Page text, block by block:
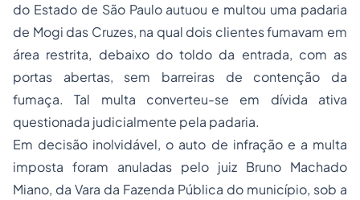
do Estado de São Paulo autuou e multou uma padaria
de Mogi das Cruzes, na qual dois clientes fumavam em
área restrita, debaixo do toldo da entrada, com as
portas abertas, sem barreiras de contenção da
fumaça. Tal multa converteu-se em dívida ativa
questionada judicialmente pela padaria.
Em decisão inolvidável, o auto de infração e a multa
imposta foram anuladas pelo juiz Bruno Machado
Miano, da Vara da Fazenda Pública do município, sob a